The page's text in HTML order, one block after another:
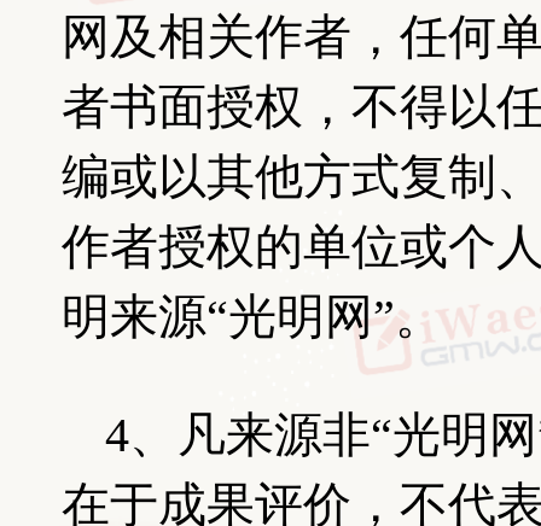
网及相关作者，任何
者书面授权，不得以
编或以其他方式复制
作者授权的单位或个
明来源“光明网”。
4、凡来源非“光明
在于成果评价，不代